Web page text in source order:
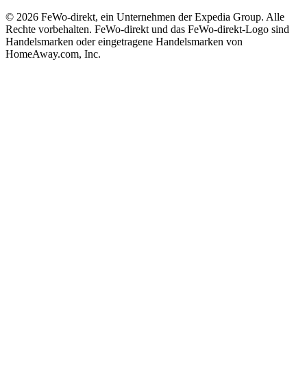
© 2026 FeWo-direkt, ein Unternehmen der Expedia Group. Alle
Rechte vorbehalten. FeWo-direkt und das FeWo-direkt-Logo sind
Handelsmarken oder eingetragene Handelsmarken von
HomeAway.com, Inc.